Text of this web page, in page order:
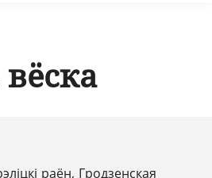
раён, Гродзенская